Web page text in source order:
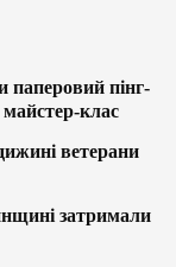
паперовий пінг-
майстер-клас
ветерани
затримали